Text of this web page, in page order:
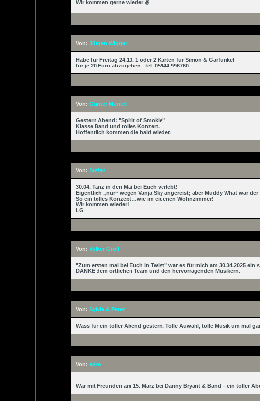
Wir kommen gerne wieder ✌️
Von: Jürgen Wigger
Habe für Freitag 24.10. 1 oder 2 Karten für Simon & Garfunkel
für je 20 Euro abzugeben . tel. 05944 996760
Von: Günter Muntel
Gestern Abend: "Spirit of Smokie"
Klasse Band und tolles Konzert.
Hoffentlich kommen die bald wieder.
Von: Stefan
30.04. Tanz in den Mai bei Euch verlebt!
Eigentlich „nur“ wegen Vanja Sky angereist; aber Muddy What war der
So ein tolles Konzept…wie im eigenen Wohnzimmer!
Wir kommen wieder!
LG
Von: Volker Gröll
"Zum ersten mal bei Euch in Twist" war es für mich am 30.04.2025
DANKE dem örtlichen Team und den hervorragenden Musikern.
Von: Sylvie & Peter
Wass für ein toller Abend gestern. Tolle Auwahl, tolle Musik um mal
Von: ekke
War mit Freunden am 15. März bei Danny Bryant & Band – ein toller